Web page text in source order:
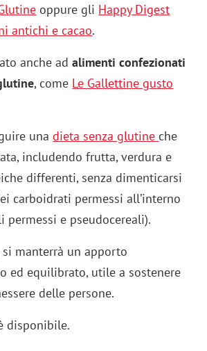
oppure gli Happy Digest
antichi e cacao.
anche adalimenti confezionati
, come Le Gallettine gusto
unadieta senza glutine che
includendo frutta, verdura e
differenti, senza dimenticarsi
carboidrati permessi all’interno
permessi e pseudocereali).
manterrà un apporto
ed equilibrato, utile a sostenere
delle persone.
disponibile.